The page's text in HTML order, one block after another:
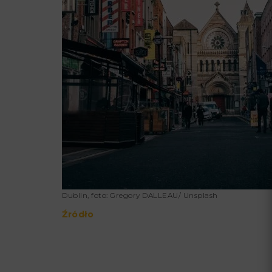
Dublin, foto: Gregory DALLEAU/ Unsplash
Źródło